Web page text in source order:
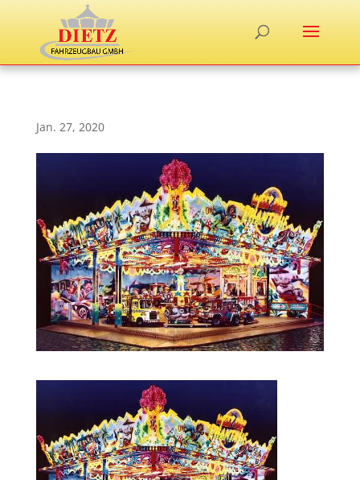
Jan. 27, 2020